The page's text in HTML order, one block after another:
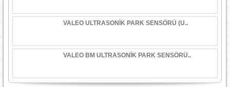
VALEO ULTRASONİK PARK SENSÖRÜ (U..
VALEO BM ULTRASONİK PARK SENSÖRÜ..